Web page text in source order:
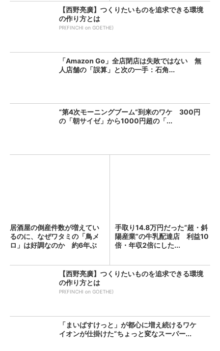
【西野亮廣】つくりたいものを追求できる環境
の作り方とは
PR(FINCHI on GOETHE)
「Amazon Go」全店閉店は失敗ではない 無
人店舗の「誤算」と次の一手：石角...
“第4次モーニングブーム”到来のワケ 300円
の「朝サイゼ」から1000円超の「...
居酒屋の倒産件数が増えてい
るのに、なぜワタミの「鳥メ
ロ」は好調なのか 約6年ぶ
手取り14.8万円だった“超・斜
陽産業”の牛乳配達店 利益10
倍・年収2倍にした...
【西野亮廣】つくりたいものを追求できる環境
の作り方とは
PR(FINCHI on GOETHE)
「まいばすけっと」が都心に増え続けるワケ
イオンが仕掛けた“ちょっと変なスーパー...